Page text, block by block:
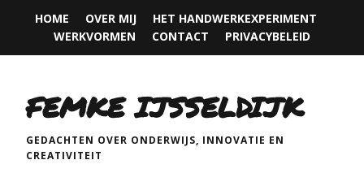
HOME OVER MIJ
HET HANDWERKEXPERIMENT
WERKVORMEN
CONTACT PRIVACYBELEID
FEMKE IJSSELDIJK
GEDACHTEN OVER ONDERWIJS, INNOVATIE EN
CREATIVITEIT